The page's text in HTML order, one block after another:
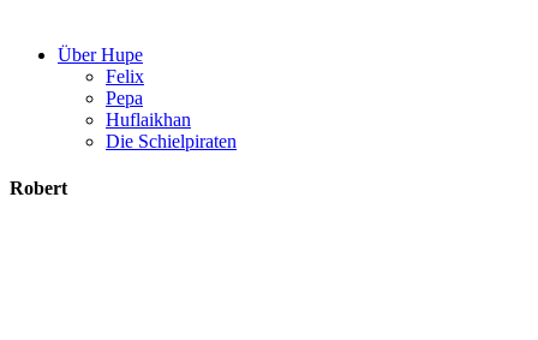
Über Hupe
Felix
Pepa
Huflaikhan
Die Schielpiraten
Robert